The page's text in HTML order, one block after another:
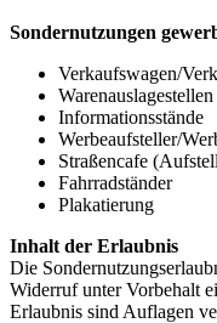
Sondernutzungen
Verkaufswagen/
Informationsstände
Werbeaufsteller/
Straßencafe
Fahrradständer
Plakatierung
Inhalt der Erlaubnis
Die
Widerruf unter Vorbehalt
Erlaubnis sind Auflagen